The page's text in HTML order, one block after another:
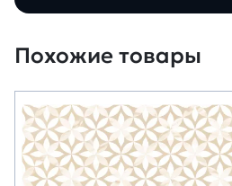
Похожие товары